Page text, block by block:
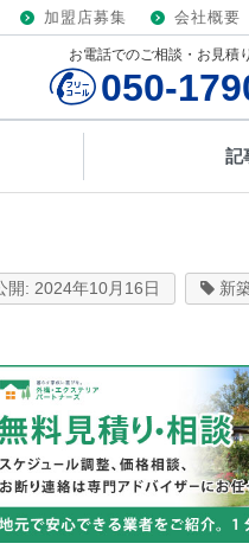
加盟店募集 会社概要
お電話でのご相談・お見積
050-
記
2024年10月16日 新